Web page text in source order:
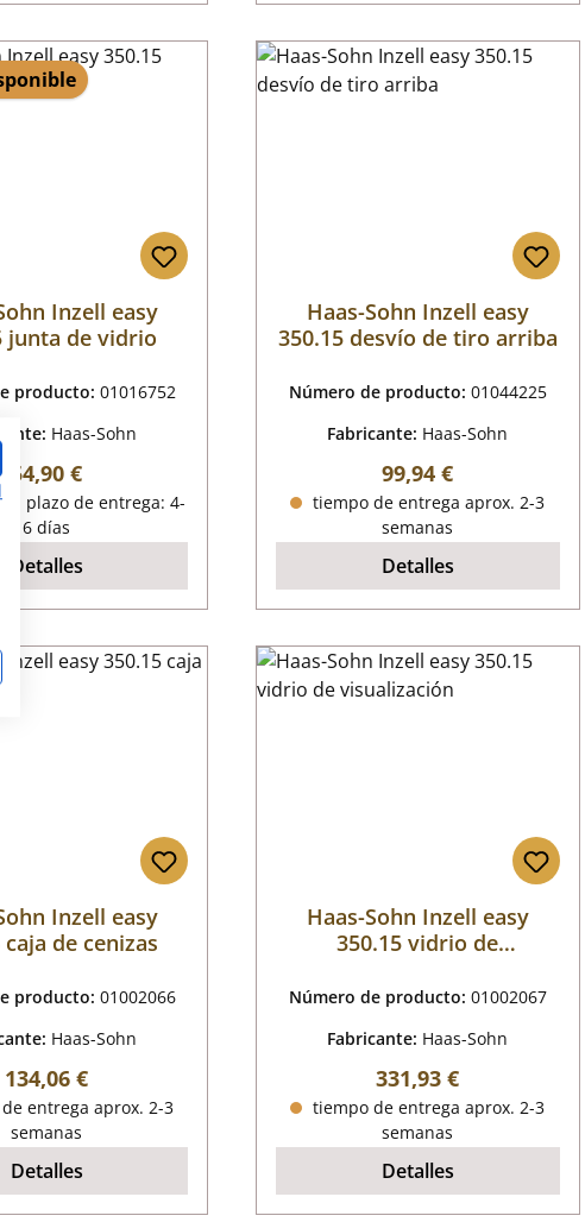
Inzell easy
junta de vidrio
producto: 01016752
Haas-Sohn
Precio normal:
54,90 €
plazo de entrega: 4-
6 días
Detalles
Haas-Sohn Inzell easy
350.15 desvío de tiro arriba
Número de producto: 01044225
Fabricante: Haas-Sohn
Precio normal:
99,94 €
tiempo de entrega aprox. 2-3
semanas
Detalles
Inzell easy
caja de cenizas
producto: 01002066
Haas-Sohn
Precio normal:
134,06 €
entrega aprox. 2-3
semanas
Detalles
Haas-Sohn Inzell easy
350.15 vidrio de
Número de producto: 01002067
Fabricante: Haas-Sohn
Precio normal:
331,93 €
tiempo de entrega aprox. 2-3
semanas
Detalles